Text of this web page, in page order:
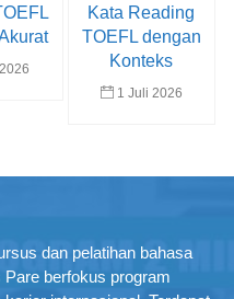
Kata Reading
TOEFL dengan
Konteks
1 Juli 2026
dan pelatihan bahasa
berfokus program